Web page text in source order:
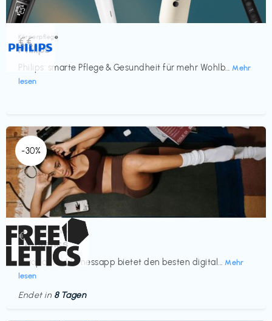
Körperpflege
Philips
Philips: smarte Pflege & Gesundheit für mehr Wohlb... Mehr
lesen
€€‎
-30%
Gesundheit & Wellness
Freeletics
Europas Nr. 1 Fitnessapp bietet den besten digital... Mehr
lesen
€‎
Endet in 8 Tagen